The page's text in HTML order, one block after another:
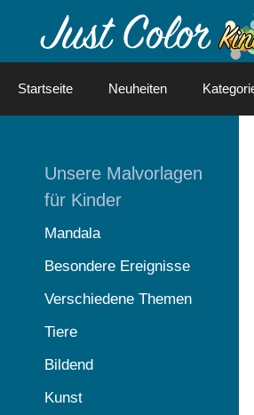
Startseite Neuheiten
Unsere Malvorlagen
für Kinder
Mandala
Besondere Ereignisse
Verschiedene Themen
Tiere
Bildend
Kunst